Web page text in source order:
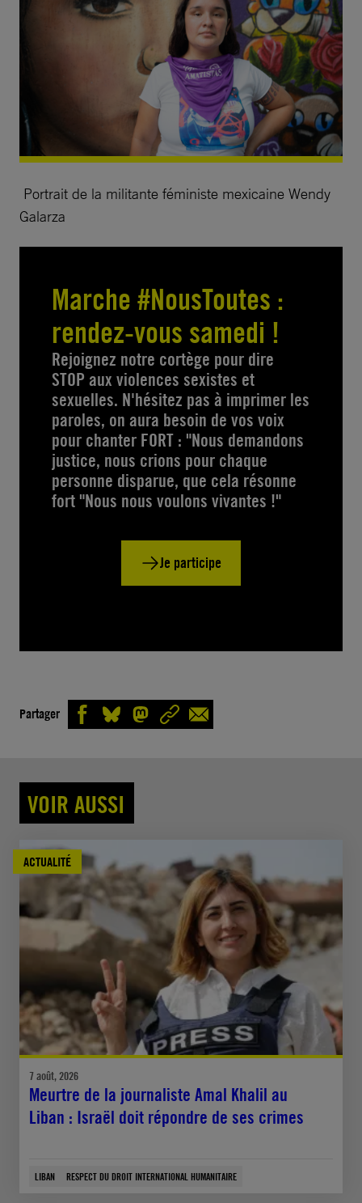
Portrait de la militante féministe mexicaine Wendy
Galarza
Marche #NousToutes :
rendez-vous samedi !
Rejoignez notre cortège pour dire
STOP aux violences sexistes et
sexuelles. N'hésitez pas à imprimer les
paroles, on aura besoin de vos voix
pour chanter FORT : "Nous demandons
justice, nous crions pour chaque
personne disparue, que cela résonne
fort "Nous nous voulons vivantes !"
Je participe
Partager
VOIR AUSSI
ACTUALITÉ
7 août, 2026
Meurtre de la journaliste Amal Khalil au
Liban : Israël doit répondre de ses crimes
LIBAN RESPECT DU DROIT INTERNATIONAL HUMANITAIRE